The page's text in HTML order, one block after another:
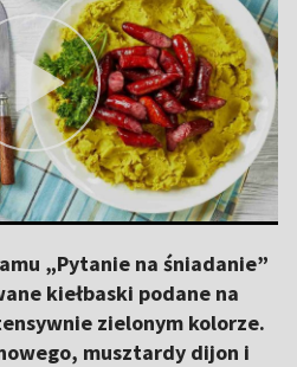
„Pytanie na śniadanie”
kiełbaski podane na
zielonym kolorze.
musztardy dijon i